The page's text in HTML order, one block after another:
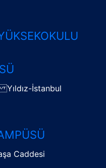
İstanbul
Caddesi